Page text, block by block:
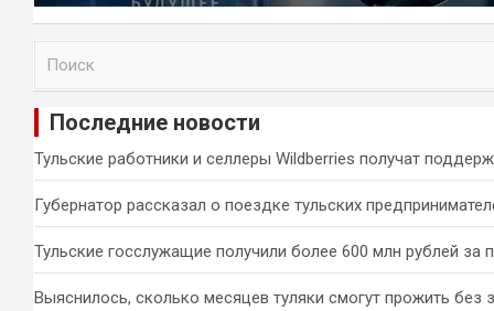
и
Последние новости
Тульские работники и селлеры Wildberries получат
Губернатор рассказал о поездке тульских
Тульские госслужащие получили более 600 млн рублей за
Выяснилось, сколько месяцев туляки смогут прожить без